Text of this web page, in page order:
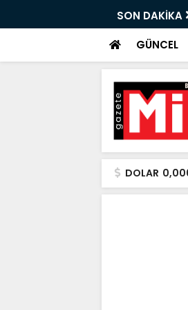
SON DAKİKA
KAYBETTİ, ŞARAMPOLE YUVARLANDI!”
GÜNCEL
DOLAR